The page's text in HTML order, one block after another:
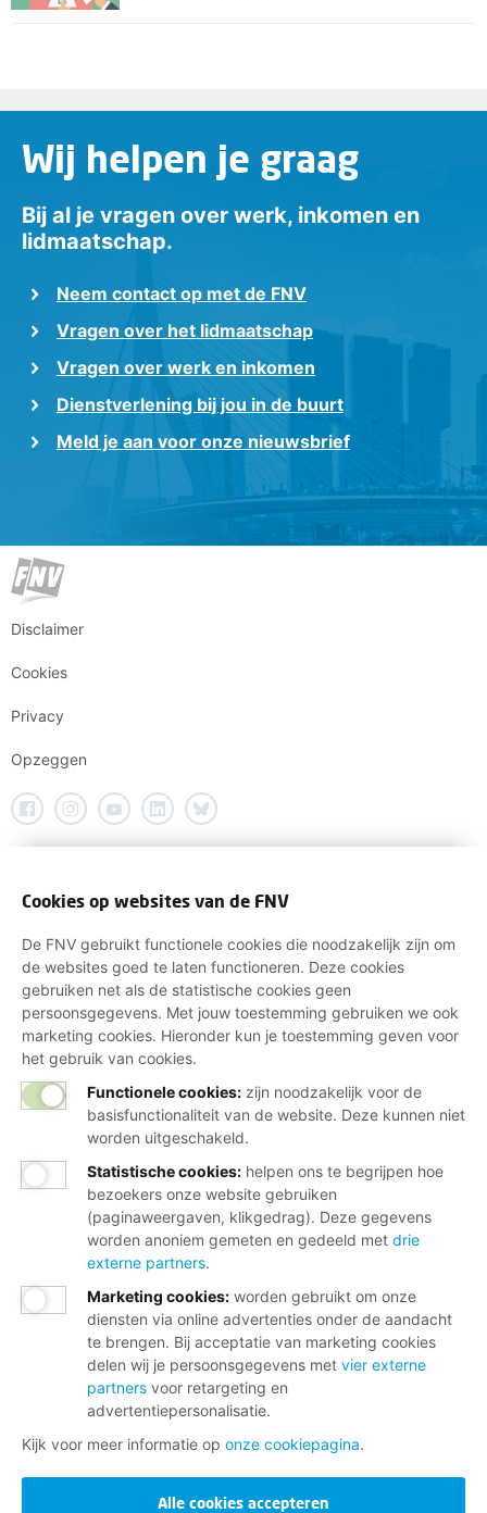
Wij helpen je graag
Bij al je vragen over werk, inkomen en
lidmaatschap.
Neem contact op met de FNV
Vragen over het lidmaatschap
Vragen over werk en inkomen
Dienstverlening bij jou in de buurt
Meld je aan voor onze nieuwsbrief
Disclaimer
Cookies
Privacy
Opzeggen
Cookies op websites van de FNV
De FNV gebruikt functionele cookies die noodzakelijk zijn om
de websites goed te laten functioneren. Deze cookies
gebruiken net als de statistische cookies geen
persoonsgegevens. Met jouw toestemming gebruiken we ook
marketing cookies. Hieronder kun je toestemming geven voor
het gebruik van cookies.
Functionele cookies: zijn noodzakelijk voor de
basisfunctionaliteit van de website. Deze kunnen niet
worden uitgeschakeld.
Statistische cookies: helpen ons te begrijpen hoe
bezoekers onze website gebruiken
(paginaweergaven, klikgedrag). Deze gegevens
worden anoniem gemeten en gedeeld met drie
externe partners.
Marketing cookies: worden gebruikt om onze
diensten via online advertenties onder de aandacht
te brengen. Bij acceptatie van marketing cookies
delen wij je persoonsgegevens met vier externe
partners voor retargeting en
advertentiepersonalisatie.
Kijk voor meer informatie op onze cookiepagina.
Alle cookies accepteren